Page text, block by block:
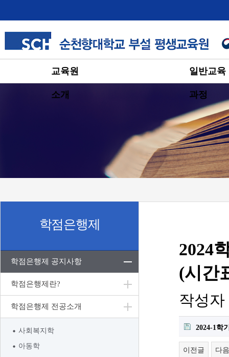
교육원
소개
일반교육
과정
학점은행제
학점은행제 공지사항
학점은행제란?
학점은행제 전공소개
사회복지학
아동학
2024
(시간
작성자
2024-1학
이전글 다